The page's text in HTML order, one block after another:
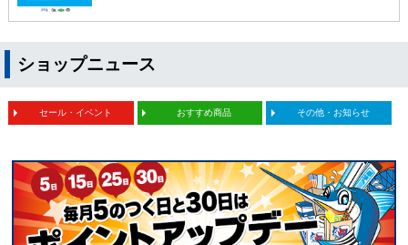
ショップニュース
セール・イベント おすすめ商品 その他・お知らせ